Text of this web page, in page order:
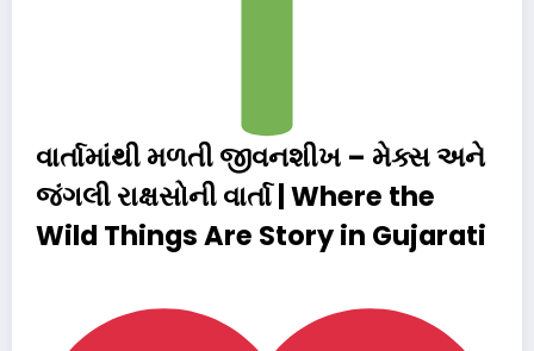
વાર્તામાંથી મળતી જીવનશીખ – મેક્સ અને
જંગલી રાક્ષસોની વાર્તા | Where the
Wild Things Are Story in Gujarati